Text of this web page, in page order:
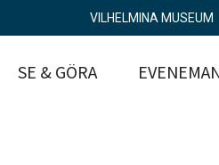
VILHELMINA MUSEUM
SE & GÖRA